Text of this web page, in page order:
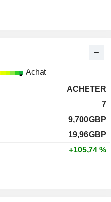
Achat
ACHETER
7
9,700GBP
19,96GBP
+105,74 %